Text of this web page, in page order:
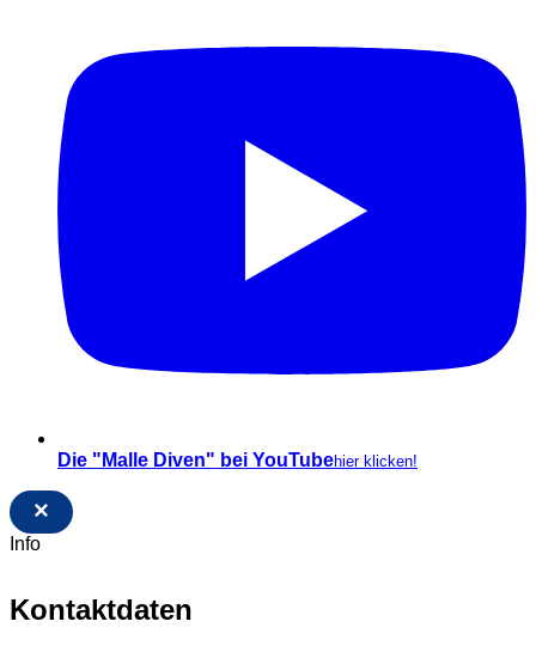
Die "Malle Diven" bei YouTubehier klicken!
×
Info
Kontaktdaten